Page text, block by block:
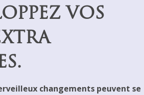
VOS
changements peuvent se